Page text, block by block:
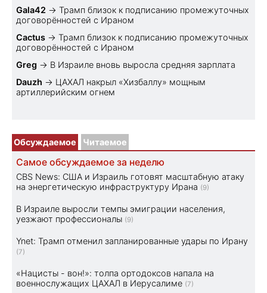
Gala42 → Трамп близок к подписанию промежуточных
договорённостей с Ираном
Cactus → Трамп близок к подписанию промежуточных
договорённостей с Ираном
Greg → В Израиле вновь выросла средняя зарплата
Dauzh → ЦАХАЛ накрыл «Хизбаллу» мощным
артиллерийским огнем
Обсуждаемое Читаемое
Самое обсуждаемое за неделю
CBS News: США и Израиль готовят масштабную атаку
на энергетическую инфраструктуру Ирана (9)
В Израиле выросли темпы эмиграции населения,
уезжают профессионалы (9)
Ynet: Трамп отменил запланированные удары по Ирану
(7)
«Нацисты - вон!»: толпа ортодоксов напала на
военнослужащих ЦАХАЛ в Иерусалиме (7)